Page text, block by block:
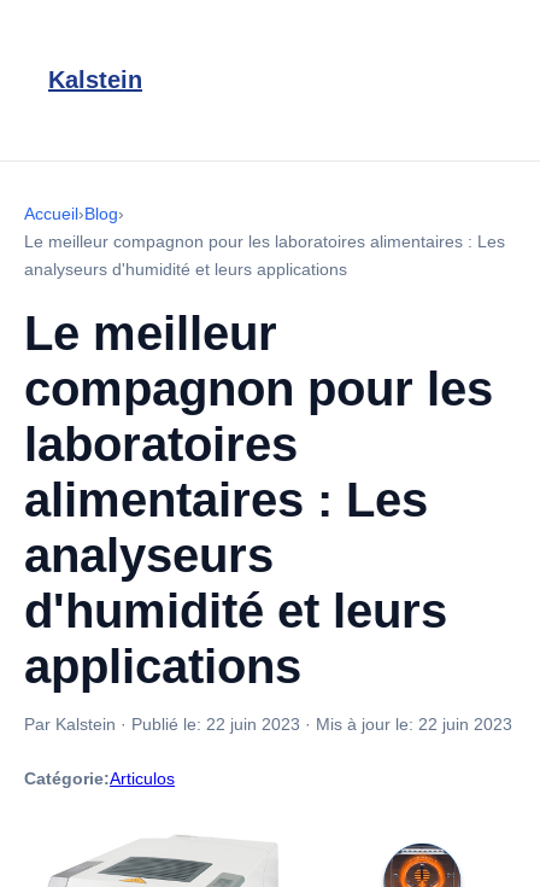
Kalstein
Accueil›Blog›
Le meilleur compagnon pour les laboratoires alimentaires : Les
analyseurs d'humidité et leurs applications
Le meilleur
compagnon pour les
laboratoires
alimentaires : Les
analyseurs
d'humidité et leurs
applications
Par Kalstein · Publié le: 22 juin 2023 · Mis à jour le: 22 juin 2023
Catégorie:Articulos